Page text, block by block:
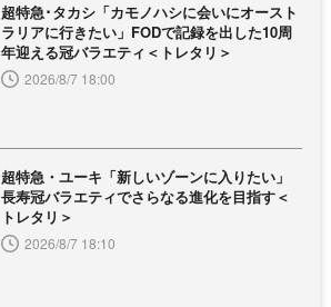
超特急･タカシ「カモノハシに会いにオースト
ラリアに行きたい」FODで記録を出した10周
年迎える冠バラエティ＜トレタリ＞
2026/8/7 18:00
超特急・ユーキ「新しいゾーンに入りたい」
長寿冠バラエティでさらなる進化を目指す＜
トレタリ＞
2026/8/7 18:10